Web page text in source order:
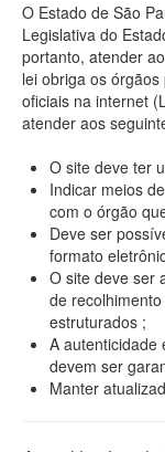
O Estado de São
Legislativa do
portanto, atender
lei obriga os
oficiais na internet
atender aos
O site deve ter
Indicar meios
com o órgão
Deve ser
formato
O site deve ser
de
estruturados ;
A autenticidade
devem ser
Manter